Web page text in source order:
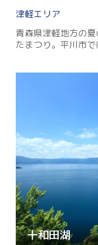
津軽
青森県津軽地方の
たまつり。平川市
十和田湖